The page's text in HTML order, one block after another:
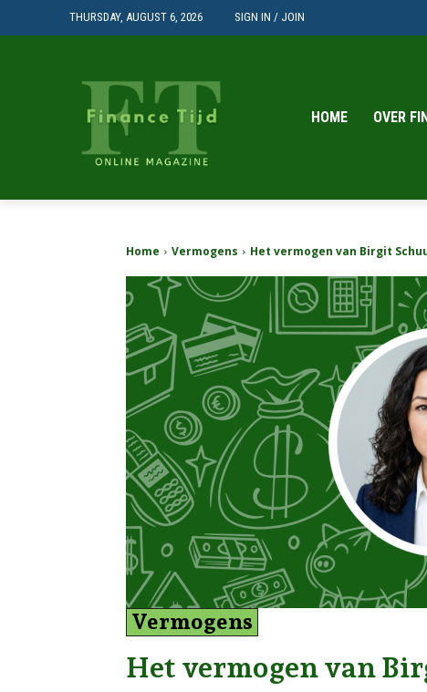
THURSDAY, AUGUST 6, 2026 SIGN IN / JOIN
HOME OVER
Home Vermogens Het vermogen van Birgit
Vermogens
Het vermogen van